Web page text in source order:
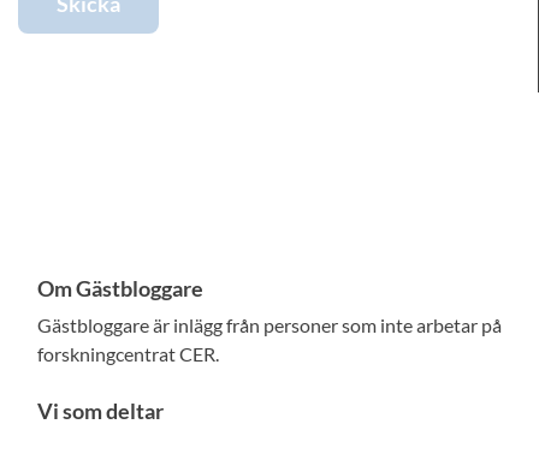
Om Gästbloggare
Gästbloggare är inlägg från personer som inte arbetar på
forskningcentrat CER.
Vi som deltar